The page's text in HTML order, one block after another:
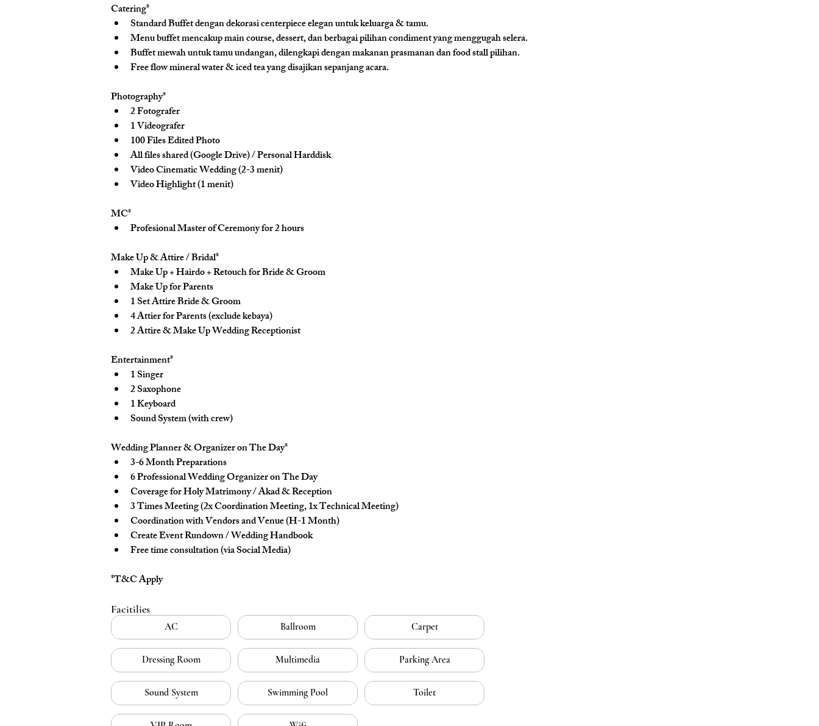
Catering*
Standard Buffet dengan dekorasi centerpiece elegan untuk keluarga & tamu.
Menu buffet mencakup main course, dessert, dan berbagai pilihan condiment yang menggugah selera.
Buffet mewah untuk tamu undangan, dilengkapi dengan makanan prasmanan dan food stall pilihan.
Free flow mineral water & iced tea yang disajikan sepanjang acara.
Photography*
2 Fotografer
1 Videografer
100 Files Edited Photo
All files shared (Google Drive) / Personal Harddisk
Video Cinematic Wedding (2-3 menit)
Video Highlight (1 menit)
MC*
Profesional Master of Ceremony for 2 hours
Make Up & Attire / Bridal*
Make Up + Hairdo + Retouch for Bride & Groom
Make Up for Parents
1 Set Attire Bride & Groom
4 Attier for Parents (exclude kebaya)
2 Attire & Make Up Wedding Receptionist
Entertainment*
1 Singer
2 Saxophone
1 Keyboard
Sound System (with crew)
Wedding Planner & Organizer on The Day*
3-6 Month Preparations
6 Professional Wedding Organizer on The Day
Coverage for Holy Matrimony / Akad & Reception
3 Times Meeting (2x Coordination Meeting, 1x Technical Meeting)
Coordination with Vendors and Venue (H-1 Month)
Create Event Rundown / Wedding Handbook
Free time consultation (via Social Media)
*T&C Apply
Facitilies
AC
Dressing Room
Sound System
Ballroom
Multimedia
Swimming Pool
Carpet
Parking Area
Toilet